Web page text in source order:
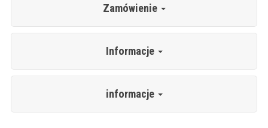
Zamówienie
Informacje
informacje